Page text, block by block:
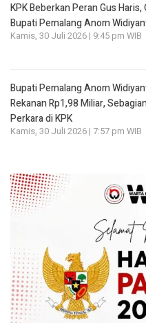
KPK Beberkan Peran Gus
Bupati Pemalang Anom
Kamis, 30 Juli 2026 | 9:45 pm WIB
Bupati Pemalang Anom
Rekanan Rp1,98 Miliar,
Perkara di KPK
Kamis, 30 Juli 2026 | 7:57 pm WIB